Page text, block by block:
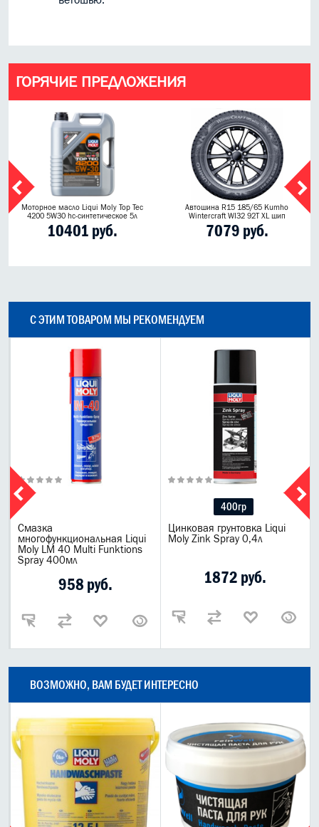
ГОРЯЧИЕ ПРЕДЛОЖЕНИЯ
Моторное масло Liqui Moly Top Tec
4200 5W30 hc-синтетическое 5л
10401 руб.
Автошина R15 185/65 Kumho
Wintercraft WI32 92T XL шип
7079 руб.
С ЭТИМ ТОВАРОМ МЫ РЕКОМЕНДУЕМ
Смазка
многофункциональная Liqui
Moly LM 40 Multi Funktions
Spray 400мл
958 руб.
400гр
Цинковая грунтовка Liqui
Moly Zink Spray 0,4л
1872 руб.
ВОЗМОЖНО, ВАМ БУДЕТ ИНТЕРЕСНО